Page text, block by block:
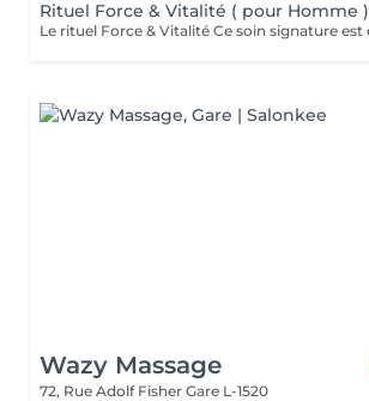
Rituel Force & Vitalité ( pour Homme )
Wazy Massage
72, Rue Adolf Fisher Gare L-1520